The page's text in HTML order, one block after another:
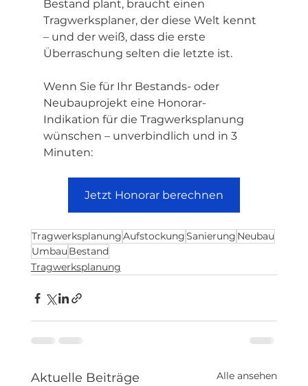
Bestand plant, braucht einen
Tragwerksplaner, der diese Welt kennt
– und der weiß, dass die erste
Überraschung selten die letzte ist.
Wenn Sie für Ihr Bestands- oder
Neubauprojekt eine Honorar-
Indikation für die Tragwerksplanung
wünschen – unverbindlich und in 3
Minuten:
Jetzt Honorar berechnen
TragwerksplanungAufstockungSanierung Neubau
Umbau Bestand
Tragwerksplanung
Aktuelle Beiträge Alle ansehen